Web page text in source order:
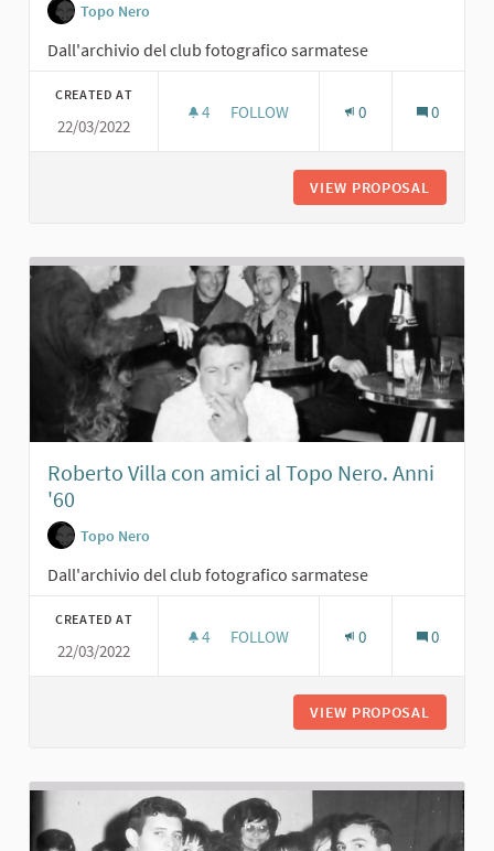
Topo Nero
Dall'archivio del club fotografico sarmatese
CREATED AT
22/03/2022
4 4 FOLLOWERS
FOLLOW 0 0
VIEW PROPOSAL
Roberto Villa con amici al Topo Nero. Anni
'60
Topo Nero
Dall'archivio del club fotografico sarmatese
CREATED AT
22/03/2022
4 4 FOLLOWERS
FOLLOW 0 0
VIEW PROPOSAL